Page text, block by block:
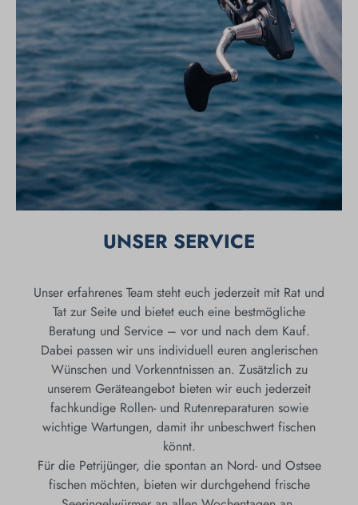
UNSER SERVICE
Unser erfahrenes Team steht euch jederzeit mit Rat und
Tat zur Seite und bietet euch eine bestmögliche
Beratung und Service – vor und nach dem Kauf.
Dabei passen wir uns individuell euren anglerischen
Wünschen und Vorkenntnissen an. Zusätzlich zu
unserem Geräteangebot bieten wir euch jederzeit
fachkundige Rollen- und Rutenreparaturen sowie
wichtige Wartungen, damit ihr unbeschwert fischen
könnt.
Für die Petrijünger, die spontan an Nord- und Ostsee
fischen möchten, bieten wir durchgehend frische